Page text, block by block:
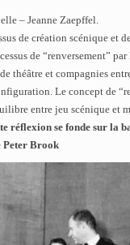
– Jeanne Zaepffel.
de création scénique et
de “renversement”
théâtre et compagnies
Le concept de
entre jeu scénique et
réflexion se fonde sur la
Peter Brook